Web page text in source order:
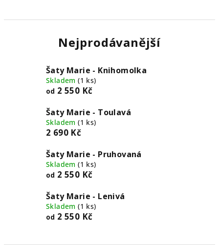
Nejprodávanější
Šaty Marie - Knihomolka
Skladem(1 ks)
od 2 550 Kč
Šaty Marie - Toulavá
Skladem(1 ks)
2 690 Kč
Šaty Marie - Pruhovaná
Skladem(1 ks)
od 2 550 Kč
Šaty Marie - Lenivá
Skladem(1 ks)
od 2 550 Kč